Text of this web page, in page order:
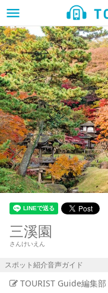
menu
三溪園
さんけいえん
スポット紹介音声ガイド
TOURIST Guide編集部